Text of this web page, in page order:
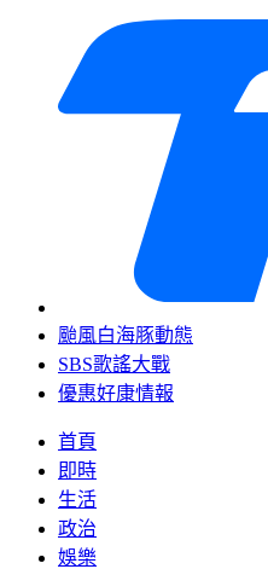
颱風白海豚動態
SBS歌謠大戰
優惠好康情報
首頁
即時
生活
政治
娛樂